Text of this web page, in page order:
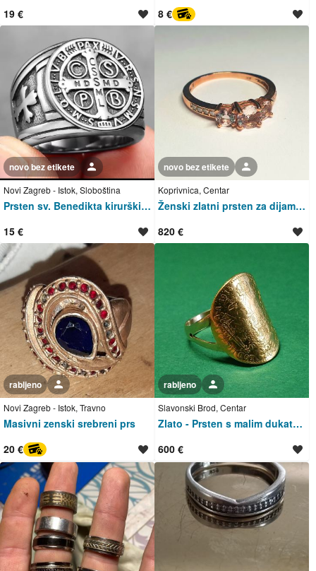
19 € 8 €
Prsten sv. Benedikta kirurški čelik
Novi Zagreb - Istok, Sloboština
novo bez etikete
15 €
Ženski zlatni prsten za dijamntima, zaručnički
Koprivnica, Centar
novo bez etikete
820 €
Masivni zenski srebreni prs
Novi Zagreb - Istok, Travno
rabljeno
20 €
Zlato - Prsten s malim dukatom (1915.) – 4,6 g
Slavonski Brod, Centar
rabljeno
600 €